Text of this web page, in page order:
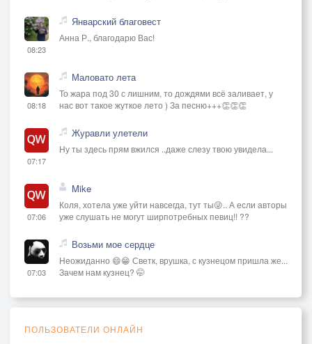
08:23
Январский благовест
Анна Р., благодарю Вас!
08:18
Маловато лета
То жара под 30 с лишним, то дождями всё заливает, у
нас вот такое жуткое лето ) За песню+++👏👏👏
07:17
Журавли улетели
Ну ты здесь прям вжился ..даже слезу твою увидела...
07:06
Mike
Коля, хотела уже уйти навсегда, тут ты😜.. А если авторы
уже слушать не могут ширпотребных певиц!! ??
07:03
Возьми мое сердце
Неожиданно 😄😁 Светк, врушка, с кузнецом пришла же...
Зачем нам кузнец? 🤭
ПОЛЬЗОВАТЕЛИ ОНЛАЙН